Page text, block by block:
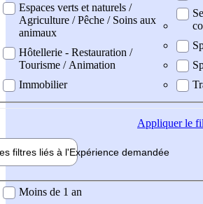
Espaces verts et naturels /
Agriculture / Pêche / Soins aux
animaux
Hôtellerie - Restauration /
Tourisme / Animation
Immobilier
Appliquerle
filtres liés à l'Expérience demandée
demandée
Moins de 1 an